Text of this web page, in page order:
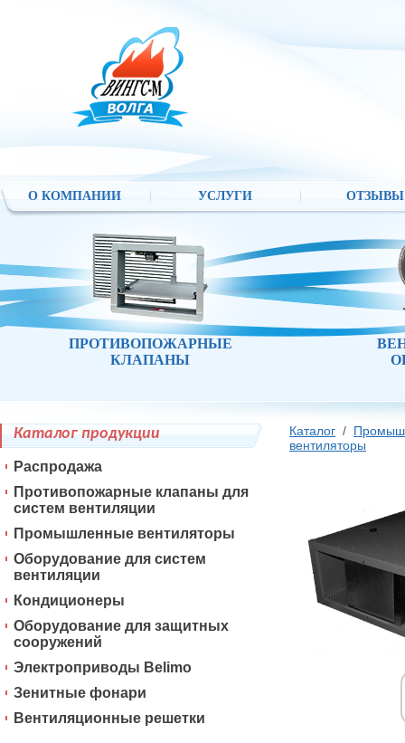
О КОМПАНИИ УСЛУГИ ОТЗЫВЫ
ПРОТИВОПОЖАРНЫЕ
КЛАПАНЫ
Каталог /
вентиляторы
Каталог продукции
Распродажа
Противопожарные клапаны для
систем вентиляции
Промышленные вентиляторы
Оборудование для систем
вентиляции
Кондиционеры
Оборудование для защитных
сооружений
Электроприводы Belimo
Зенитные фонари
Вентиляционные решетки